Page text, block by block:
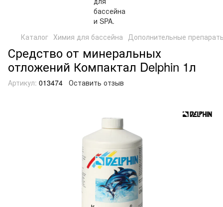
Каталог Химия для бассейна Дополнительные
Средство от минеральных
отложений Компактал Delphin 1л
Артикул: 013474 Оставить отзыв